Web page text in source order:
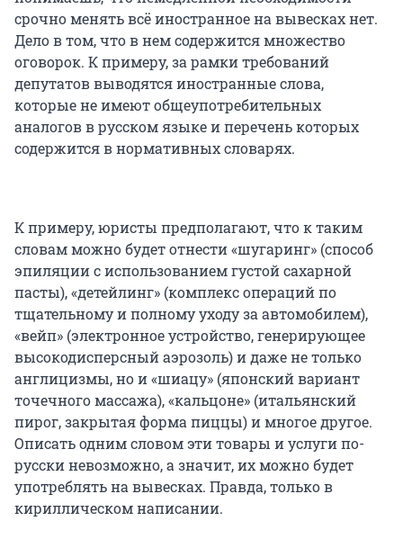
срочно менять всё иностранное на вывесках нет.
Дело в том, что в нем содержится множество
оговорок. К примеру, за рамки требований
депутатов выводятся иностранные слова,
которые не имеют общеупотребительных
аналогов в русском языке и перечень которых
содержится в нормативных словарях.
К примеру, юристы предполагают, что к таким
словам можно будет отнести «шугаринг» (способ
эпиляции с использованием густой сахарной
пасты), «детейлинг» (комплекс операций по
тщательному и полному уходу за автомобилем),
«вейп» (электронное устройство, генерирующее
высокодисперсный аэрозоль) и даже не только
англицизмы, но и «шиацу» (японский вариант
точечного массажа), «кальцоне» (итальянский
пирог, закрытая форма пиццы) и многое другое.
Описать одним словом эти товары и услуги по-
русски невозможно, а значит, их можно будет
употреблять на вывесках. Правда, только в
кириллическом написании.